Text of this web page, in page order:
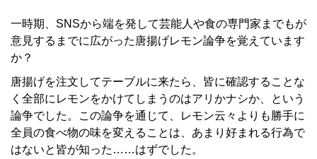
一時期、SNSから端を発して芸能人や食の専門家までもが
意見するまでに広がった唐揚げレモン論争を覚えています
か？
唐揚げを注文してテーブルに来たら、皆に確認することな
く全部にレモンをかけてしまうのはアリかナシか、という
論争でした。この論争を通じて、レモン云々よりも勝手に
全員の食べ物の味を変えることは、あまり好まれる行為で
はないと皆が知った……はずでした。